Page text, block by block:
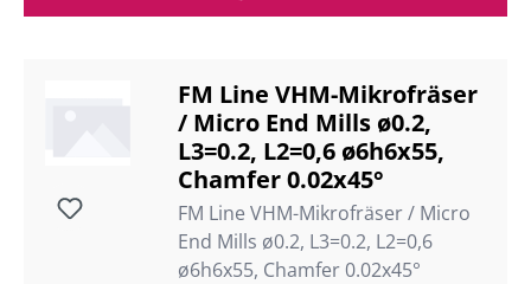
FM Line VHM-Mikrofräser
/ Micro End Mills ø0.2,
L3=0.2, L2=0,6 ø6h6x55,
Chamfer 0.02x45°
FM Line VHM-Mikrofräser / Micro
End Mills ø0.2, L3=0.2, L2=0,6
ø6h6x55, Chamfer 0.02x45°